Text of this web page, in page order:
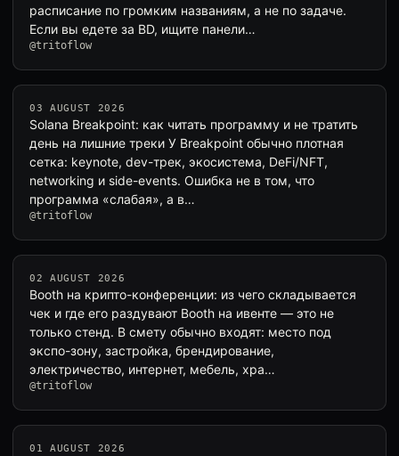
расписание по громким названиям, а не по задаче.
Если вы едете за BD, ищите панели…
@tritoflow
03 AUGUST 2026
Solana Breakpoint: как читать программу и не тратить
день на лишние треки У Breakpoint обычно плотная
сетка: keynote, dev-трек, экосистема, DeFi/NFT,
networking и side-events. Ошибка не в том, что
программа «слабая», а в…
@tritoflow
02 AUGUST 2026
Booth на крипто-конференции: из чего складывается
чек и где его раздувают Booth на ивенте — это не
только стенд. В смету обычно входят: место под
экспо-зону, застройка, брендирование,
электричество, интернет, мебель, хра…
@tritoflow
01 AUGUST 2026